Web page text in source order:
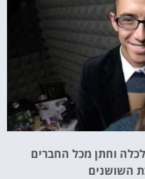
וחתן מכל החברים
השושנים